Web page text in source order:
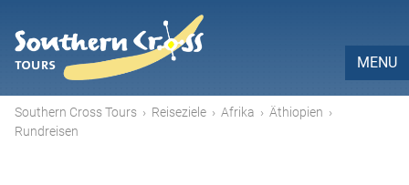
MENU
Southern Cross Tours › Reiseziele › Afrika › Äthiopien ›
Rundreisen